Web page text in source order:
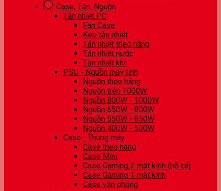
Case, Tản, Nguồn
Tản nhiệt PC
Fan Case
Keo tản nhiệt
Tản nhiệt theo hãng
Tản nhiệt nước
Tản nhiệt khí
PSU - Nguồn máy tính
Nguồn theo hãng
Nguồn trên 1000W
Nguồn 800W - 1000W
Nguồn 650W - 800W
Nguồn 550W - 650W
Nguồn 400W - 500W
Case - Thùng máy
Case theo hãng
Case Mini
Case Gaming 2 mặt kính (hồ cá)
Case Gaming 1 mặt kính
Case văn phòng